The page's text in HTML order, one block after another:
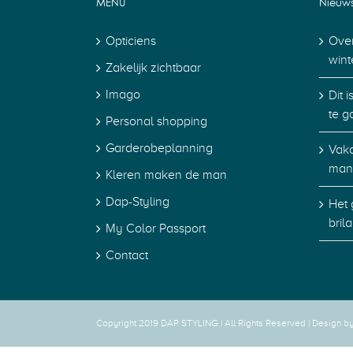
Opticiens
Zakelijk zichtbaar
Imago
Personal shopping
Garderobeplanning
Kleren maken de man
Dap-Styling
My Color Passport
Contact
Dit
te
Het
Copyright 2019 DAP STYLING | All Rights Reserved | Design